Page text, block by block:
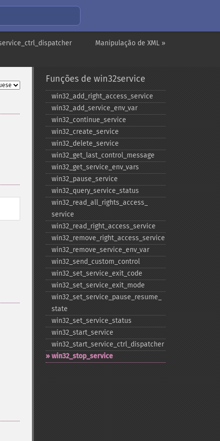
Manipulação de XML »
Funções de win32service
win32_​add_​right_​access_​service
win32_​add_​service_​env_​var
win32_​continue_​service
win32_​create_​service
win32_​delete_​service
win32_​get_​last_​control_​message
win32_​get_​service_​env_​vars
win32_​pause_​service
win32_​query_​service_​status
win32_​read_​all_​rights_​access_​
service
win32_​read_​right_​access_​service
win32_​remove_​right_​access_​service
win32_​remove_​service_​env_​var
win32_​send_​custom_​control
win32_​set_​service_​exit_​code
win32_​set_​service_​exit_​mode
win32_​set_​service_​pause_​resume_​
state
win32_​set_​service_​status
win32_​start_​service
win32_​start_​service_​ctrl_​dispatcher
win32_​stop_​service